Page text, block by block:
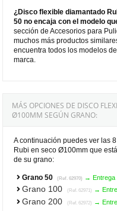
¿Disco flexible diamantado
50 no encaja con el modelo
sección de Accesorios para
muchos más productos
encuentra todos los modelos
marca.
MÁS OPCIONES DE DISCO
Ø100MM SEGÚN GRANO:
A continuación puedes ver las
Rubi en seco Ø100mm que
de su grano:
Grano 50 (Ref. 62970) → Entrega
Grano 100 (Ref. 62971) →
Grano 200 (Ref. 62972) →